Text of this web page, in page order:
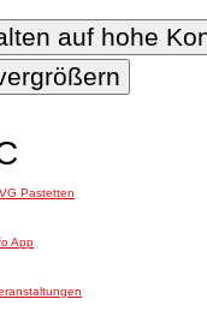
auf hohe